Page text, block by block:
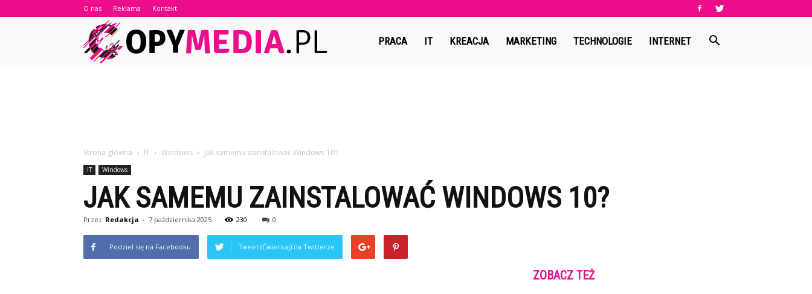
O nas Reklama Kontakt
Copymedia.plPRACA IT KREACJA MARKETING TECHNOLOGIE INTERNET
Strona główna IT Windows Jak samemu zainstalować Windows 10?
IT Windows
JAK SAMEMU ZAINSTALOWAĆ WINDOWS 10?
Przez Redakcja - 7 października 2025 230 0
Podziel się na Facebooku Tweet (Ćwierkaj) na Twitterze
ZOBACZ TEŻ